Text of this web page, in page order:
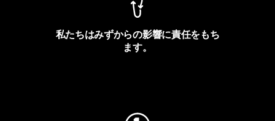
私たちはみずからの影響に責任をもち
ます。